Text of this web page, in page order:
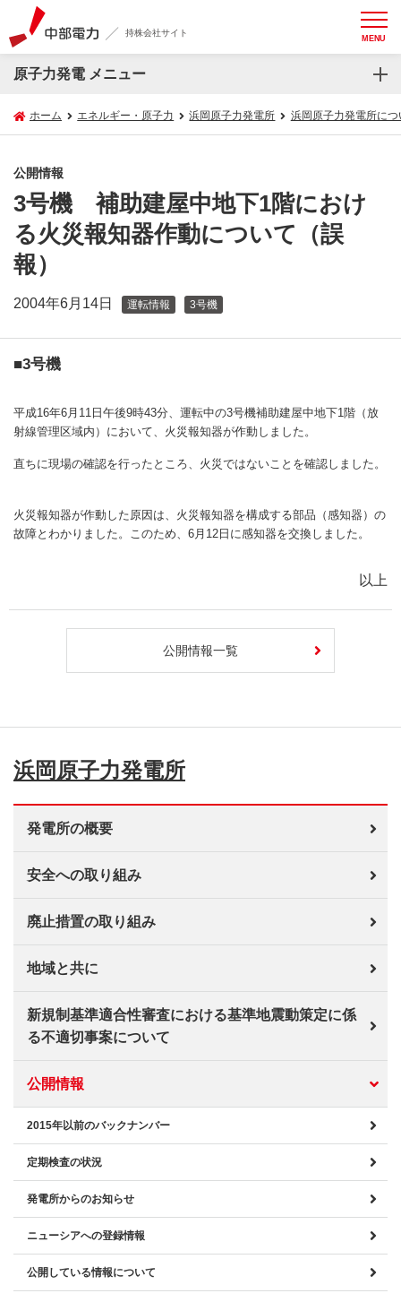
持株会社サイト MENU
原子力発電 メニュー
ホーム エネルギー・原子力 浜岡原子力発電所 浜岡原子力発電所につ
公開情報
3号機 補助建屋中地下1階におけ
る火災報知器作動について（誤
報）
2004年6月14日 運転情報 3号機
■3号機
平成16年6月11日午後9時43分、運転中の3号機補助建屋中地下1階（放
射線管理区域内）において、火災報知器が作動しました。
直ちに現場の確認を行ったところ、火災ではないことを確認しました。
火災報知器が作動した原因は、火災報知器を構成する部品（感知器）の
故障とわかりました。このため、6月12日に感知器を交換しました。
以上
公開情報一覧
浜岡原子力発電所
発電所の概要
安全への取り組み
廃止措置の取り組み
地域と共に
新規制基準適合性審査における基準地震動策定に係
る不適切事案について
公開情報
2015年以前のバックナンバー
定期検査の状況
発電所からのお知らせ
ニューシアへの登録情報
公開している情報について